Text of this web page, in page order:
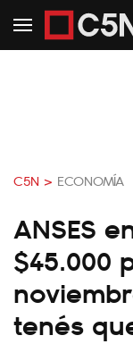
C5N > ECONOMÍA
ANSES
$45.000
tenés